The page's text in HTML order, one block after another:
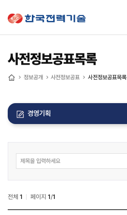
사전정보공표목록
정보공개 사전정보공표 사전정보공표목록
경영기획
사전정보공표
게시물
검색
전체 1 페이지 1/1